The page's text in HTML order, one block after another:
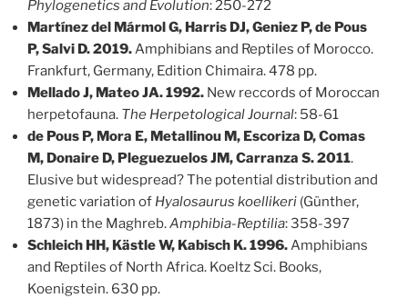
Phylogenetics and Evolution: 250-272
Martínez del Mármol G, Harris DJ, Geniez P, de Pous
P, Salvi D. 2019.Amphibians and Reptiles of Morocco.
Frankfurt, Germany, Edition Chimaira. 478 pp.
Mellado J, Mateo JA. 1992. New reccords of Moroccan
herpetofauna. The Herpetological Journal: 58-61
de Pous P, Mora E, Metallinou M, Escoriza D, Comas
M, Donaire D, Pleguezuelos JM, Carranza S. 2011.
Elusive but widespread? The potential distribution and
genetic variation of Hyalosaurus koellikeri (Günther,
1873) in the Maghreb.Amphibia-Reptilia: 358-397
Schleich HH, Kästle W, Kabisch K. 1996.Amphibians
and Reptiles of North Africa. Koeltz Sci. Books,
Koenigstein. 630 pp.